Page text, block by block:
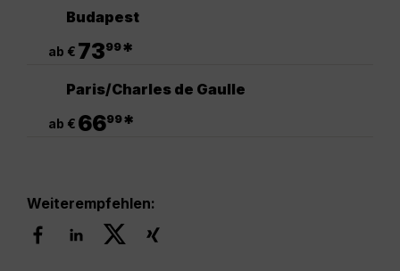
Budapest
ab € 7399*
Paris/Charles de Gaulle
ab € 6699*
Weiterempfehlen: